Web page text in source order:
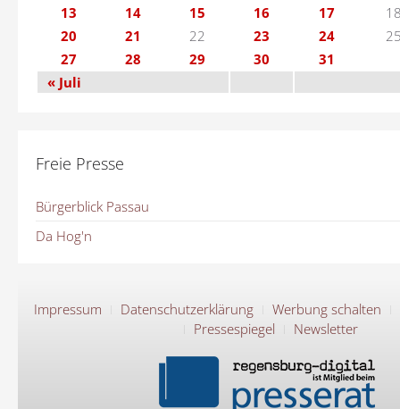
13
14 15 16 17
20
21 22 23 24
27
28 29 30
31
« Juli
Freie Presse
Bürgerblick Passau
Da Hog'n
Impressum Datenschutzerklärung
Werbung schalten
Pressespiegel
Newsletter